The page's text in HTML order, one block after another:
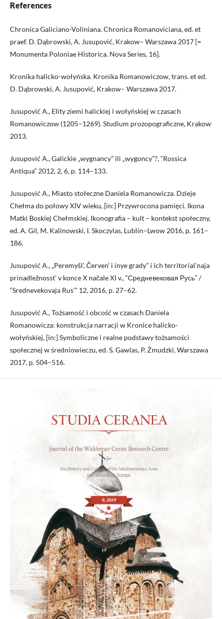
References
Chronica Galiciano-Voliniana. Chronica Romanoviciana, ed. et
praef. D. Dąbrowski, A. Jusupović, Krakow– Warszawa 2017 [=
Monumenta Poloniae Historica. Nova Series, 16].
Kronika halicko-wołyńska. Kronika Romanowiczow, trans. et ed.
D. Dąbrowski, A. Jusupović, Krakow– Warszawa 2017.
Jusupović A., Elity ziemi halickiej i wołyńskiej w czasach
Romanowiczow (1205–1269). Studium prozopograficzne, Krakow
2013.
Jusupović A., Galickie „wygnancy” ili „wygoncy”?, “Rossica
Antiqua” 2012, 2, 6, p. 114–133.
Jusupović A., Miasto stołeczne Daniela Romanowicza. Dzieje
Chełma do połowy XIV wieku, [in:] Przywrocona pamięci. Ikona
Matki Boskiej Chełmskiej. Ikonografia – kult – kontekst społeczny,
ed. A. Gil, M. Kalinowski, I. Skoczylas, Lublin–Lwow 2016, p. 161–
186.
Jusupović A., „Peremyšl’, Červen’ i inye grady” i ich territorial’naja
prinadležnosst’ v konce X načale XI v., “Средневековая Русь” /
“Srednevekovaja Rus’” 12, 2016, p. 27–62.
Jusupović A., Tożsamość i obcość w czasach Daniela
Romanowicza: konstrukcja narracji w Kronice halicko-
wołyńskiej, [in:] Symboliczne i realne podstawy tożsamości
społecznej w średniowieczu, ed. S. Gawlas, P. Żmudzki, Warszawa
2017, p. 504–516.